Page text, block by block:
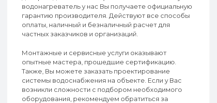
водонагреватель у нас Вы получаете официальную
гарантию производителя. Действуют все способы
оплаты, наличный и безналичный расчет для
частных заказчиков и организаций.
Монтажные и сервисные услуги оказывают
опытные мастера, прошедшие сертификацию.
Также, Вы можете заказать проектирование
системы водоснабжения на объекте. Если у Вас
возникли сложности с подбором необходимого
оборудования, рекомендуем обратиться за